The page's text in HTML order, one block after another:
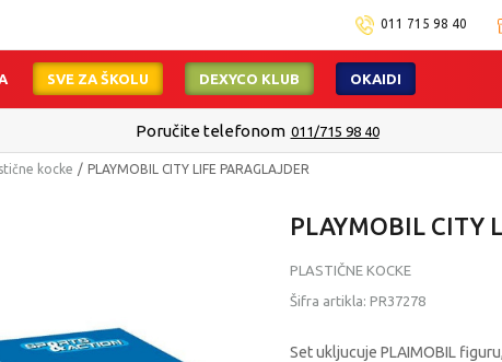
011 715 98 40
SVE ZA ŠKOLU DEXYCO KLUB OKAIDI
Poručite telefonom 011/715 98 40
kocke PLAYMOBIL CITY LIFE PARAGLAJDER
PLAYMOBIL CITY
PLASTIČNE KOCKE
Šifra artikla: PR37278
Set ukljucuje PLAIMOBIL